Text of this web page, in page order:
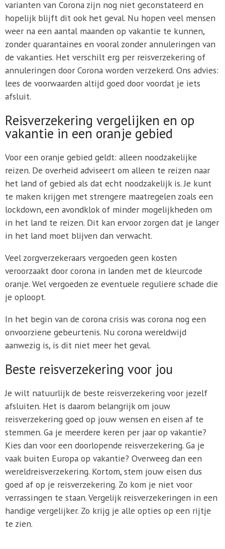
varianten van Corona zijn nog niet geconstateerd en
hopelijk blijft dit ook het geval. Nu hopen veel mensen
weer na een aantal maanden op vakantie te kunnen,
zonder quarantaines en vooral zonder annuleringen van
de vakanties. Het verschilt erg per reisverzekering of
annuleringen door Corona worden verzekerd. Ons advies:
lees de voorwaarden altijd goed door voordat je iets
afsluit.
Reisverzekering vergelijken en op
vakantie in een oranje gebied
Voor een oranje gebied geldt: alleen noodzakelijke
reizen. De overheid adviseert om alleen te reizen naar
het land of gebied als dat echt noodzakelijk is. Je kunt
te maken krijgen met strengere maatregelen zoals een
lockdown, een avondklok of minder mogelijkheden om
in het land te reizen. Dit kan ervoor zorgen dat je langer
in het land moet blijven dan verwacht.
Veel zorgverzekeraars vergoeden geen kosten
veroorzaakt door corona in landen met de kleurcode
oranje. Wel vergoeden ze eventuele reguliere schade die
je oploopt.
In het begin van de corona crisis was corona nog een
onvoorziene gebeurtenis. Nu corona wereldwijd
aanwezig is, is dit niet meer het geval.
Beste reisverzekering voor jou
Je wilt natuurlijk de beste reisverzekering voor jezelf
afsluiten. Het is daarom belangrijk om jouw
reisverzekering goed op jouw wensen en eisen af te
stemmen. Ga je meerdere keren per jaar op vakantie?
Kies dan voor een doorlopende reisverzekering. Ga je
vaak buiten Europa op vakantie? Overweeg dan een
wereldreisverzekering. Kortom, stem jouw eisen dus
goed af op je reisverzekering. Zo kom je niet voor
verrassingen te staan. Vergelijk reisverzekeringen in een
handige vergelijker. Zo krijg je alle opties op een rijtje
te zien.